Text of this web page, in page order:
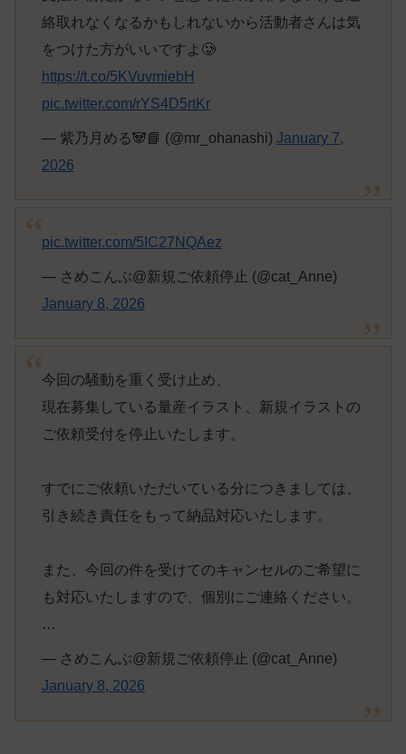
絡取れなくなるかもしれないから活動者さんは気
をつけた方がいいですよ🥲
https://t.co/5KVuvmiebH
pic.twitter.com/rYS4D5rtKr
— 紫乃月める🐼📘 (@mr_ohanashi) January 7,
2026
pic.twitter.com/5IC27NQAez
— さめこんぶ@新規ご依頼停止 (@cat_Anne)
January 8, 2026
今回の騒動を重く受け止め、
現在募集している量産イラスト、新規イラストの
ご依頼受付を停止いたします。
すでにご依頼いただいている分につきましては、
引き続き責任をもって納品対応いたします。
また、今回の件を受けてのキャンセルのご希望に
も対応いたしますので、個別にご連絡ください。
…
— さめこんぶ@新規ご依頼停止 (@cat_Anne)
January 8, 2026